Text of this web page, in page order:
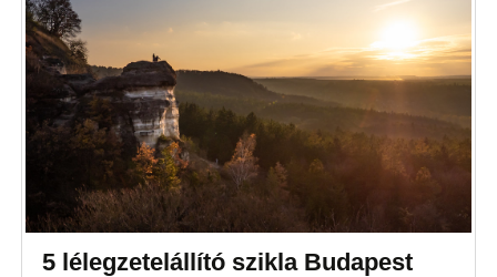
5 lélegzetelállító szikla Budapest